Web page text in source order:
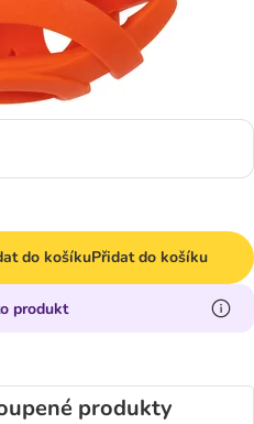
do košíkuPřidat do košíku
produkt
produkty